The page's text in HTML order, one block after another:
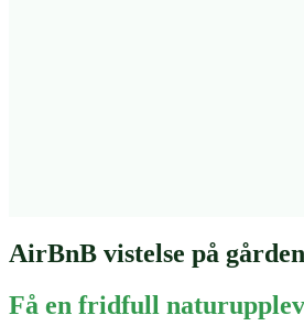
AirBnB vistelse på gården
Få en fridfull